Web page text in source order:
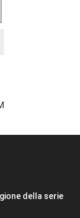
della serie